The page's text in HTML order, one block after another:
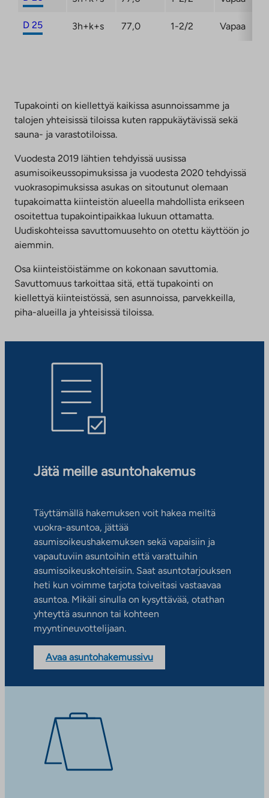
D 25 3h+k+s 77,0 1-2/2 Vapaa
Tupakointi on kiellettyä kaikissa asunnoissamme ja
talojen yhteisissä tiloissa kuten rappukäytävissä sekä
sauna- ja varastotiloissa.
Vuodesta 2019 lähtien tehdyissä uusissa
asumisoikeussopimuksissa ja vuodesta 2020 tehdyissä
vuokrasopimuksissa asukas on sitoutunut olemaan
tupakoimatta kiinteistön alueella mahdollista erikseen
osoitettua tupakointipaikkaa lukuun ottamatta.
Uudiskohteissa savuttomuusehto on otettu käyttöön jo
aiemmin.
Osa kiinteistöistämme on kokonaan savuttomia.
Savuttomuus tarkoittaa sitä, että tupakointi on
kiellettyä kiinteistössä, sen asunnoissa, parvekkeilla,
piha-alueilla ja yhteisissä tiloissa.
Jätä meille asuntohakemus
Täyttämällä hakemuksen voit hakea meiltä
vuokra-asuntoa, jättää
asumisoikeushakemuksen sekä vapaisiin ja
vapautuviin asuntoihin että varattuihin
asumisoikeuskohteisiin. Saat asuntotarjouksen
heti kun voimme tarjota toiveitasi vastaavaa
asuntoa. Mikäli sinulla on kysyttävää, otathan
yhteyttä asunnon tai kohteen
myyntineuvottelijaan.
Avaa asuntohakemussivu